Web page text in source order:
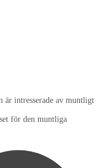
är intresserade av muntligt
för den muntliga